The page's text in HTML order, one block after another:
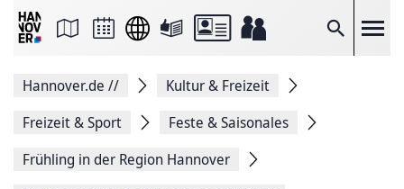
Suche
Seite
Facebook
teilen
Seitenlink
Hannover.de //
Kultur & Freizeit
Freizeit & Sport
Feste & Saisonales
Frühling in der Region Hannover